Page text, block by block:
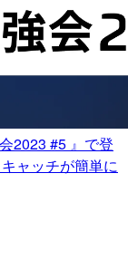
2023 #5 』で登
ャッチが簡単に